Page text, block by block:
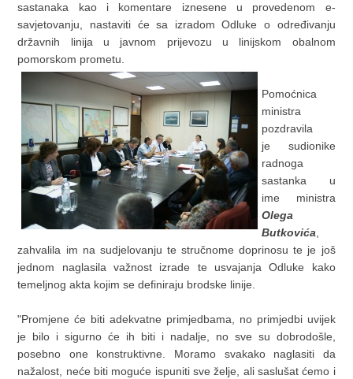
sastanaka kao i komentare iznesene u provedenom e-
savjetovanju, nastaviti će sa izradom Odluke o određivanju
državnih linija u javnom prijevozu u linijskom obalnom
pomorskom prometu.
Pomoćnica
ministra
pozdravila
je sudionike
radnoga
sastanka u
ime ministra
Olega
Butkovića,
zahvalila im na sudjelovanju te stručnome doprinosu te je još
jednom naglasila važnost izrade te usvajanja Odluke kako
temeljnog akta kojim se definiraju brodske linije.
"Promjene će biti adekvatne primjedbama, no primjedbi uvijek
je bilo i sigurno će ih biti i nadalje, no sve su dobrodošle,
posebno one konstruktivne. Moramo svakako naglasiti da
nažalost, neće biti moguće ispuniti sve želje, ali saslušat ćemo i